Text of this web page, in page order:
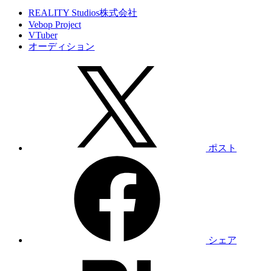
REALITY Studios株式会社
Vebop Project
VTuber
オーディション
ポスト
シェア